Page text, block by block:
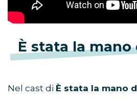
È stata la mano
Nel cast di È stata la mano